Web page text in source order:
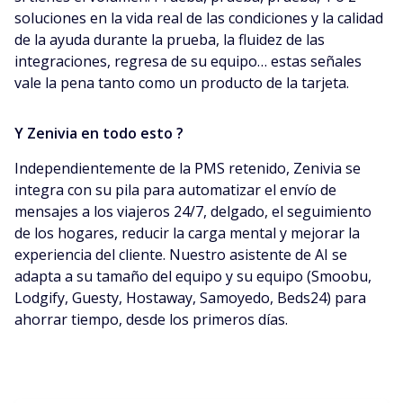
soluciones en la vida real de las condiciones y la calidad
de la ayuda durante la prueba, la fluidez de las
integraciones, regresa de su equipo… estas señales
vale la pena tanto como un producto de la tarjeta.
Y Zenivia en todo esto ?
Independientemente de la PMS retenido, Zenivia se
integra con su pila para automatizar el envío de
mensajes a los viajeros 24/7, delgado, el seguimiento
de los hogares, reducir la carga mental y mejorar la
experiencia del cliente. Nuestro asistente de AI se
adapta a su tamaño del equipo y su equipo (Smoobu,
Lodgify, Guesty, Hostaway, Samoyedo, Beds24) para
ahorrar tiempo, desde los primeros días.